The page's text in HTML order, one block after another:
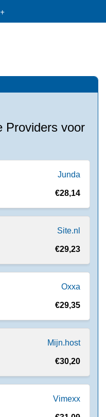
Providers voor
Junda
€28,14
Site.nl
€29,23
Oxxa
€29,35
Mijn.host
€30,20
Vimexx